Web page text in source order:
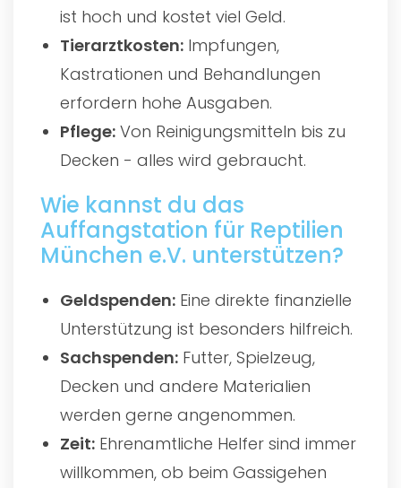
ist hoch und kostet viel Geld.
Tierarztkosten: Impfungen,
Kastrationen und Behandlungen
erfordern hohe Ausgaben.
Pflege: Von Reinigungsmitteln bis zu
Decken - alles wird gebraucht.
Wie kannst du das
Auffangstation für Reptilien
München e.V. unterstützen?
Geldspenden: Eine direkte finanzielle
Unterstützung ist besonders hilfreich.
Sachspenden: Futter, Spielzeug,
Decken und andere Materialien
werden gerne angenommen.
Zeit: Ehrenamtliche Helfer sind immer
willkommen, ob beim Gassigehen